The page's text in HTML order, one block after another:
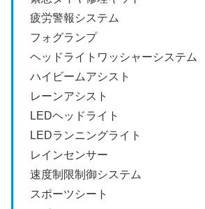
疲労警報システム
フォグランプ
ヘッドライトワッシャーシステム
ハイビームアシスト
レーンアシスト
LEDヘッドライト
LEDランニングライト
レインセンサー
速度制限制御システム
スポーツシート